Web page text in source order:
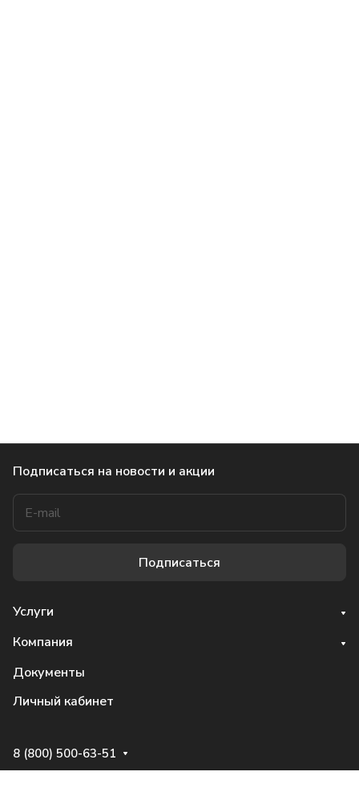
Подписаться на новости и акции
Подписаться
Услуги
Компания
Документы
Личный кабинет
8 (800) 500-63-51